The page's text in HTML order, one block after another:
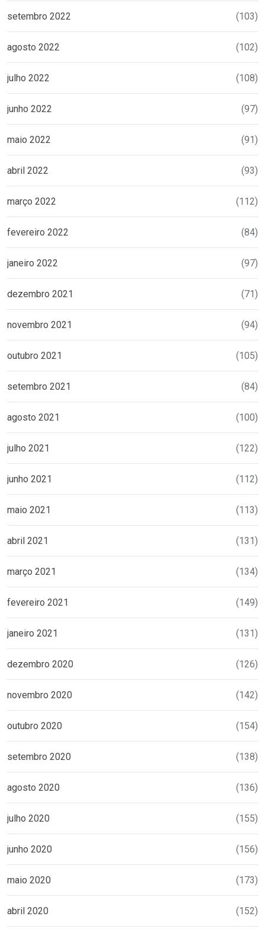
setembro 2022 (103)
agosto 2022 (102)
julho 2022 (108)
junho 2022 (97)
maio 2022 (91)
abril 2022 (93)
março 2022 (112)
fevereiro 2022 (84)
janeiro 2022 (97)
dezembro 2021 (71)
novembro 2021 (94)
outubro 2021 (105)
setembro 2021 (84)
agosto 2021 (100)
julho 2021 (122)
junho 2021 (112)
maio 2021 (113)
abril 2021 (131)
março 2021 (134)
fevereiro 2021 (149)
janeiro 2021 (131)
dezembro 2020 (126)
novembro 2020 (142)
outubro 2020 (154)
setembro 2020 (138)
agosto 2020 (136)
julho 2020 (155)
junho 2020 (156)
maio 2020 (173)
abril 2020 (152)